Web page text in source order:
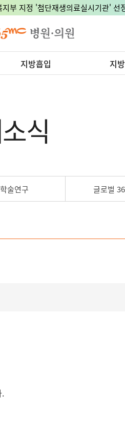
부 지정 '첨단재생의료실시기관' 선
지방흡입 지
식
학술연구 글로벌
.